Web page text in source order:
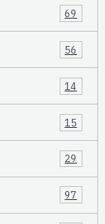
69
56
14
15
29
97